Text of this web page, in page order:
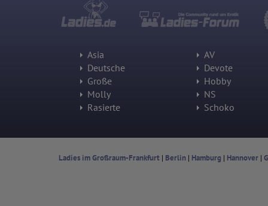
Asia AV
Deutsche
Devote
Große
Hobby
Molly
NS
Rasierte
Schoko
Ladies im Großraum-Frankfurt | Berlin| Hamburg | Hannover|